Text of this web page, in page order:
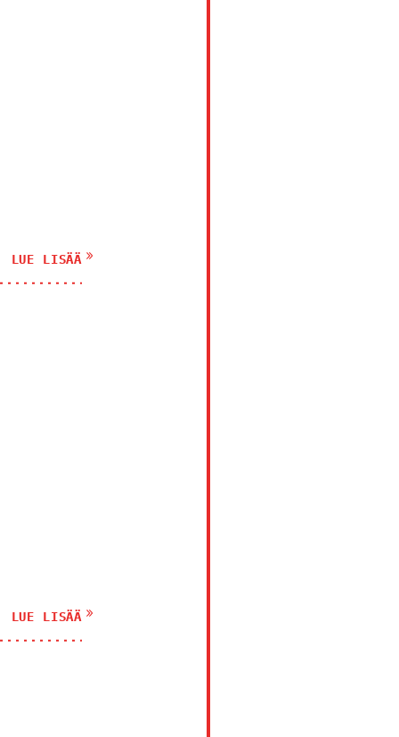
LUE LISÄÄ
LUE LISÄÄ